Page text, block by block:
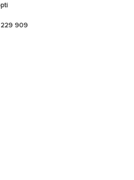
minimum 60 persoane;
cu 2 adulti;
zi cu mic dejun inclus;
cu adaugarea
909